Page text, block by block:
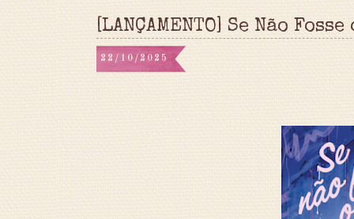
[LANÇAMENTO] Se Não
22/10/2025